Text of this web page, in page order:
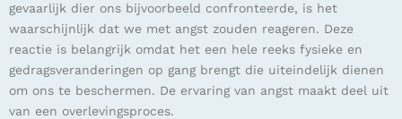
gevaarlijk dier ons bijvoorbeeld confronteerde, is het
waarschijnlijk dat we met angst zouden reageren. Deze
reactie is belangrijk omdat het een hele reeks fysieke en
gedragsveranderingen op gang brengt die uiteindelijk dienen
om ons te beschermen. De ervaring van angst maakt deel uit
van een overlevingsproces.